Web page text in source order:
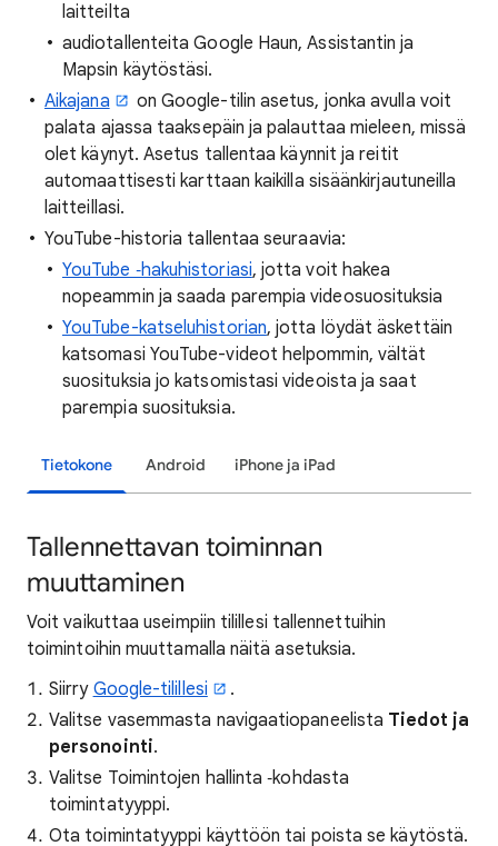
laitteilta
audiotallenteita Google Haun, Assistantin ja
Mapsin käytöstäsi.
Aikajana
on Google-tilin asetus, jonka avulla voit
palata ajassa taaksepäin ja palauttaa mieleen, missä
olet käynyt. Asetus tallentaa käynnit ja reitit
automaattisesti karttaan kaikilla sisäänkirjautuneilla
laitteillasi.
YouTube-historia tallentaa seuraavia:
YouTube ‑hakuhistoriasi, jotta voit hakea
nopeammin ja saada parempia videosuosituksia
YouTube-katseluhistorian, jotta löydät äskettäin
katsomasi YouTube-videot helpommin, vältät
suosituksia jo katsomistasi videoista ja saat
parempia suosituksia.
Tietokone Android iPhone ja iPad
Tallennettavan toiminnan
muuttaminen
Voit vaikuttaa useimpiin tilillesi tallennettuihin
toimintoihin muuttamalla näitä asetuksia.
Siirry Google-tilillesi
.
Valitse vasemmasta navigaatiopaneelista Tiedot ja
personointi.
Valitse Toimintojen hallinta ‑kohdasta
toimintatyyppi.
Ota toimintatyyppi käyttöön tai poista se käytöstä.